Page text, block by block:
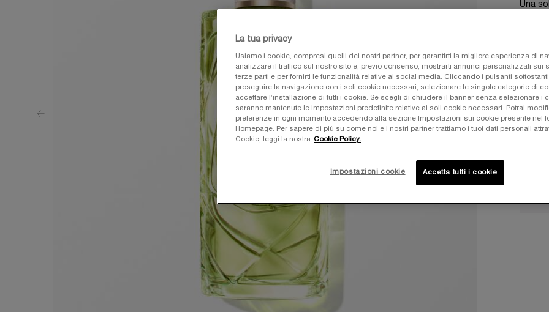
Una
La tua privacy
Usiamo i cookie, compresi quelli dei nostri partner, per garantirti la migliore esperienza di
analizzare il traffico sul nostro sito e, previo consenso, mostrarti annunci personalizzati sui
terze parti e per fornirti le funzionalità relative ai social media. Cliccando i pulsanti
proseguire la navigazione con i soli cookie necessari, selezionare le singole categorie di
accettare l’installazione di tutti i cookie. Se scegli di chiudere il banner senza selezionare i
saranno mantenute le impostazioni predefinite relative ai soli cookie necessari. Potrai
preferenze in ogni momento accedendo alla sezione Impostazioni sui cookie presente nel
Homepage. Per sapere di più su come noi e i nostri partner trattiamo i tuoi dati personali
Cookie, leggi la nostra Cookie Policy.
Impostazioni cookie Accetta tutti i cookie